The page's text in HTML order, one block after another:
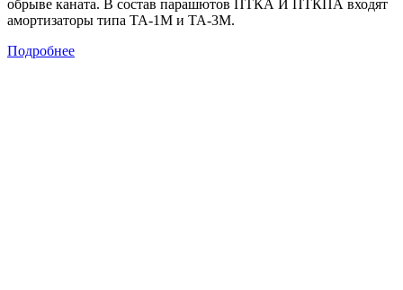
обрыве каната. В состав парашютов ПТКА И ПТКПА входят
амортизаторы типа ТА-1М и ТА-3М.
Подробнее